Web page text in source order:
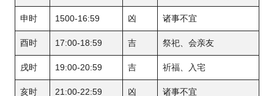
申时 1500-16:59 凶 诸事不宜
酉时 17:00-18:59 吉 祭祀、会亲友
戌时 19:00-20:59 吉 祈福、入宅
亥时 21:00-22:59 凶 诸事不宜